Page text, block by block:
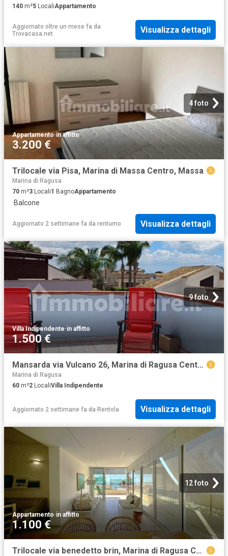
140 m²5 LocaliAppartamento
Aggiornato oltre un mese fa da
Trovacasa.net
Visualizza dettagli
4 foto
Appartamento·in affitto
3.200 €
Trilocale via Pisa, Marina di Massa Centro, Massa
Marina di Ragusa
70 m²3 Locali1 BagnoAppartamento
·Balcone
Aggiornato 2 settimane fa da rentumo Visualizza dettagli
9 foto
Villa Indipendente·in affitto
1.500 €
Mansarda via Vulcano 26, Marina di Ragusa Centro, Ragusa
Marina di Ragusa
60 m²2 LocaliVilla Indipendente
Aggiornato 2 settimane fa da Rentola Visualizza dettagli
12 foto
Appartamento·in affitto
1.100 €
Trilocale via benedetto brin, Marina di Ragusa Centro, Ragusa